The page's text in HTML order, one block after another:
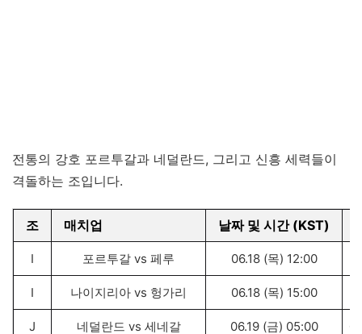
전통의 강호 포르투갈과 네덜란드, 그리고 신흥 세력들이
격돌하는 조입니다.
조 매치업 날짜 및 시간 (KST)
I 포르투갈 vs 페루 06.18 (목) 12:00
I 나이지리아 vs 헝가리 06.18 (목) 15:00
J 네덜란드 vs 세네갈 06.19 (금) 05:00